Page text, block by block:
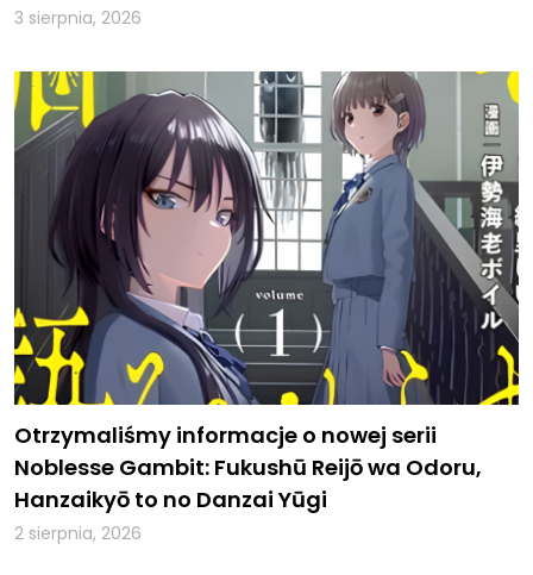
3 sierpnia, 2026
Otrzymaliśmy informacje o nowej serii
Noblesse Gambit: Fukushū Reijō wa Odoru,
Hanzaikyō to no Danzai Yūgi
2 sierpnia, 2026